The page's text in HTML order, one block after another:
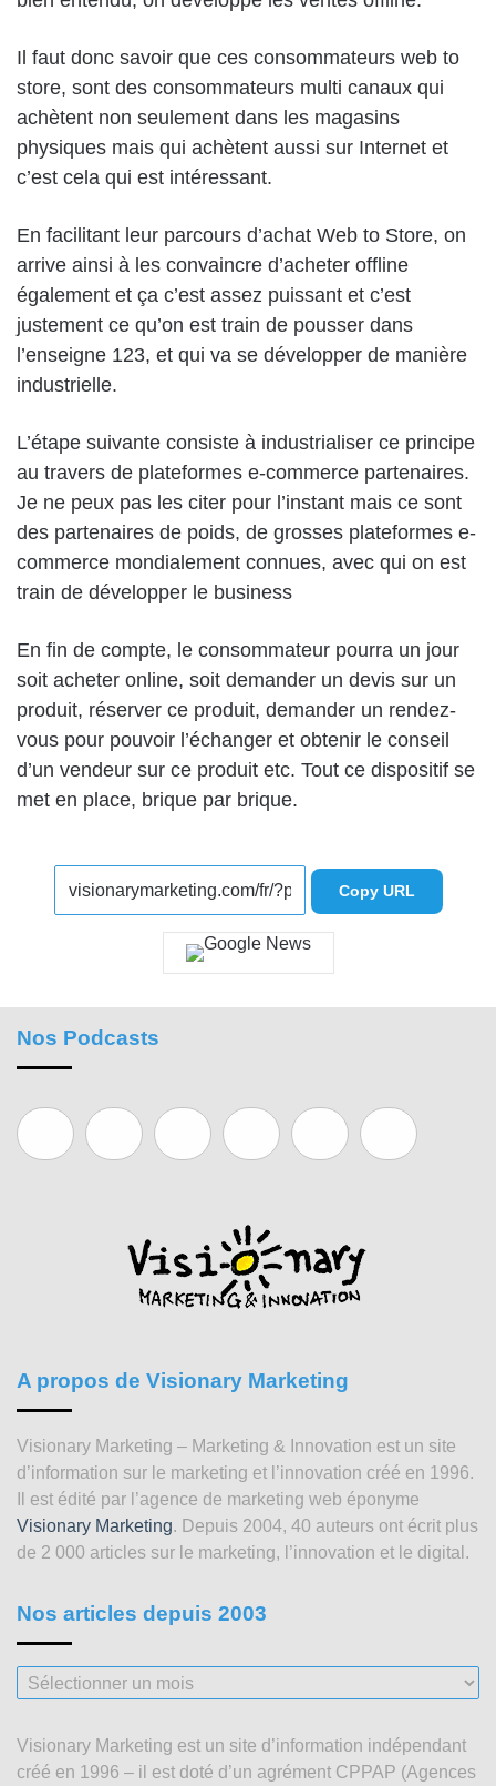
Il faut donc savoir que ces consommateurs web to
store, sont des consommateurs multi canaux qui
achètent non seulement dans les magasins
physiques mais qui achètent aussi sur Internet et
c’est cela qui est intéressant.
En facilitant leur parcours d’achat Web to Store, on
arrive ainsi à les convaincre d’acheter offline
également et ça c’est assez puissant et c’est
justement ce qu’on est train de pousser dans
l’enseigne 123, et qui va se développer de manière
industrielle.
L’étape suivante consiste à industrialiser ce principe
au travers de plateformes e-commerce partenaires.
Je ne peux pas les citer pour l’instant mais ce sont
des partenaires de poids, de grosses plateformes e-
commerce mondialement connues, avec qui on est
train de développer le business
En fin de compte, le consommateur pourra un jour
soit acheter online, soit demander un devis sur un
produit, réserver ce produit, demander un rendez-
vous pour pouvoir l’échanger et obtenir le conseil
d’un vendeur sur ce produit etc. Tout ce dispositif se
met en place, brique par brique.
Copy URL
Nos Podcasts
A propos de Visionary Marketing
Visionary Marketing – Marketing & Innovation est un site
d’information sur le marketing et l’innovation créé en 1996.
Il est édité par l’agence de marketing web éponyme
Visionary Marketing. Depuis 2004, 40 auteurs ont écrit plus
de 2 000 articles sur le marketing, l’innovation et le digital.
Nos articles depuis 2003
Nos
articles
2003
Visionary Marketing est un site d’information indépendant
créé en 1996 – il est doté d’un agrément CPPAP (Agences